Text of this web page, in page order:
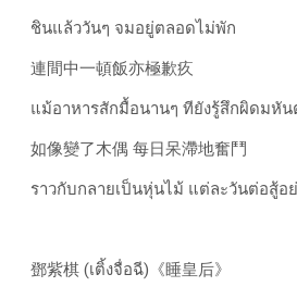
ชินแล้ววันๆ จมอยู่ตลอดไม่พัก
連間中一頓飯亦極歉疚
แม้อาหารสักมื้อนานๆ ทียังรู้สึกผิดมหัน
如像變了木偶 每日呆滯地奮鬥
ราวกับกลายเป็นหุ่นไม้ แต่ละวันต่อสู้อ
鄧紫棋 (เติ้งจื่อฉี)《睡皇后》